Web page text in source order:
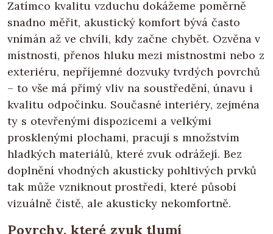
Zatímco kvalitu vzduchu dokážeme poměrně
snadno měřit, akustický komfort bývá často
vnímán až ve chvíli, kdy začne chybět. Ozvěna v
místnosti, přenos hluku mezi místnostmi nebo z
exteriéru, nepříjemné dozvuky tvrdých povrchů
– to vše má přímý vliv na soustředění, únavu i
kvalitu odpočinku. Současné interiéry, zejména
ty s otevřenými dispozicemi a velkými
prosklenými plochami, pracují s množstvím
hladkých materiálů, které zvuk odrážejí. Bez
doplnění vhodných akusticky pohltivých prvků
tak může vzniknout prostředí, které působí
vizuálně čistě, ale akusticky nekomfortně.
Povrchy, které zvuk tlumí